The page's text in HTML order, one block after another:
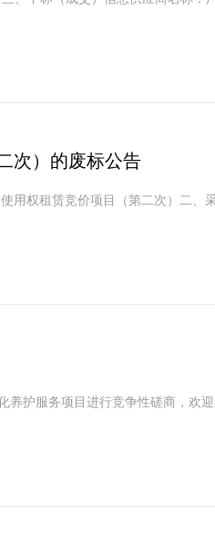
次）的废标公告
用权租赁竞价项目（第二次）二、
护服务项目进行竞争性磋商，欢迎